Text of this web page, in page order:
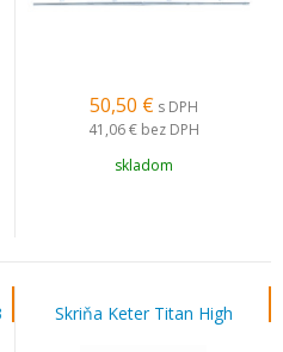
50,50 € s DPH
41,06 € bez DPH
skladom
Skriňa Keter Titan High